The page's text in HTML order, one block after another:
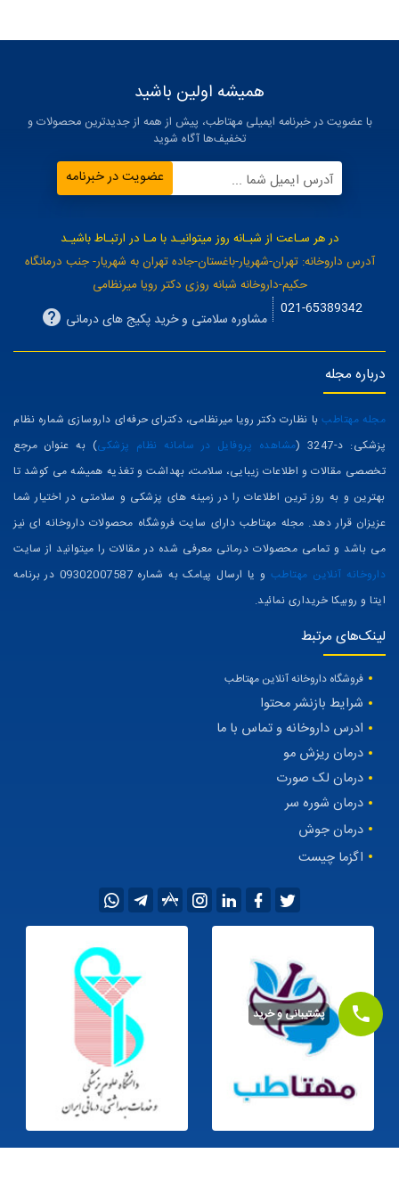
همیشه اولین باشید
با عضویت در خبرنامه ایمیلی مهتاطب، پیش از همه از جدیدترین محصولات و
تخفیف‌ها آگاه شوید
آدرس ایمیل شما ... عضویت در خبرنامه
در هر سـاعت از شبـانه روز میتوانیـد با مـا در ارتبـاط باشیـد
آدرس داروخانه: تهران-شهریار-باغستان-جاده تهران به شهریار- جنب درمانگاه
حکیم-داروخانه شبانه روزی دکتر رویا میرنظامی
021-65389342
مشاوره سلامتی و خرید پکیج های درمانی
درباره مجله
مجله مهتاطببا نظارت دکتر رویا میرنظامی، دکترای حرفه‌ای داروسازی شماره نظام
پزشکی: د-3247 (
مشاهده پروفایل در سامانه نظام پزشکی) به عنوان مرجع
تخصصی مقالات و اطلاعات زیبایی، سلامت، بهداشت و تغذیه همیشه می کوشد تا
بهترین و به روز ترین اطلاعات را در زمینه های پزشکی و سلامتی در اختیار شما
عزیزان قرار دهد. مجله مهتاطب دارای سایت فروشگاه محصولات داروخانه ای نیز
می باشد و تمامی محصولات درمانی معرفی شده در مقالات را میتوانید از سایت
داروخانه آنلاین مهتاطب
و یا ارسال پیامک به شماره 09302007587 در برنامه
ایتا و روبیکا خریداری نمائید.
لینک‌های مرتبط
فروشگاه داروخانه آنلاین مهتاطب
شرایط بازنشر محتوا
ادرس داروخانه و تماس با ما
درمان ریزش مو
درمان لک صورت
درمان شوره سر
درمان جوش
اگزما چیست
پشتیبانی و خرید